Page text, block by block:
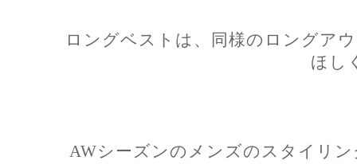
ロングベストは、同様のロングア
ほし
AWシーズンのメンズのスタイリ